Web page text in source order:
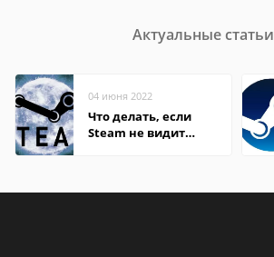
Актуальные статьи
04 июня 2022
Что делать, если
Steam не видит